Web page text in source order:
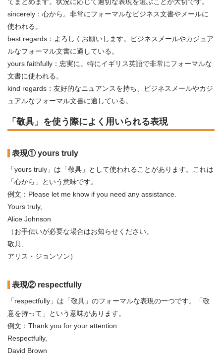
sincerely：心から。非常にフォーマルなビジネス文書やメールに
使われる。
best regards：よろしくお願いします。ビジネスメールやカジュア
ルなフォーマル文書に適している。
yours faithfully：忠実に。特にイギリス英語で非常にフォーマルな
文書に使われる。
kind regards：友好的なニュアンスを持ち、ビジネスメールやカジ
ュアルなフォーマル文書に適している。
「敬具」を使う際によく用いられる表現
表現① yours truly
「yours truly」は「敬具」として使われることがあります。これは
「心から」という意味です。
例文：Please let me know if you need any assistance.
Yours truly,
Alice Johnson
（お手伝いが必要な場合はお知らせください。
敬具、
アリス・ジョンソン）
表現② respectfully
「respectfully」は「敬具」のフォーマルな表現の一つです。「敬
意を持って」という意味があります。
例文：Thank you for your attention.
Respectfully,
David Brown